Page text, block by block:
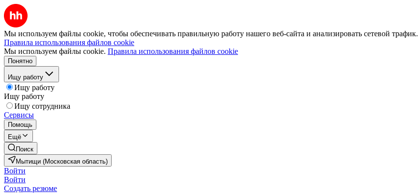
Мы используем файлы cookie, чтобы обеспечивать правильную работу нашего веб-сайта и анализировать сетевой трафик.
Правила использования файлов cookie
Мы используем файлы cookie. Правила использования файлов cookie
Понятно
Ищу работу
Ищу работу
Ищу работу
Ищу сотрудника
Сервисы
Помощь
Ещё
Поиск
Мытищи (Московская область)
Войти
Войти
Создать резюме